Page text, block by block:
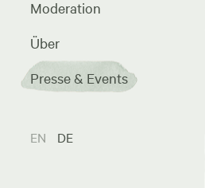
Moderation
Über
Presse & Events
EN DE